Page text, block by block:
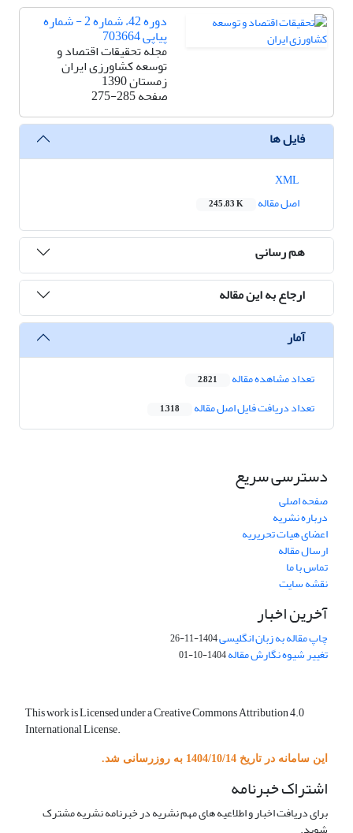
دوره 42، شماره 2 - شماره
پیاپی 703664
مجله تحقیقات اقتصاد و
توسعه کشاورزی ایران
زمستان 1390
صفحه275-285
فایل ها
اصل مقاله
245.83 K
هم رسانی
ارجاع به این مقاله
آمار
تعداد مشاهده مقاله 2,821
تعداد دریافت فایل اصل مقاله 1,318
دسترسی سریع
صفحه اصلی
درباره نشریه
اعضای هیات تحریریه
ارسال مقاله
تماس با ما
نقشه سایت
آخرین اخبار
چاپ مقاله به زبان انگلیسی1404-11-26
تغییر شیوه نگارش مقاله1404-10-01
This work is Licensed under a Creative Commons Attribution 4.0
International License.
این سامانه در تاریخ 1404/10/14 به روزرسانی شد.
اشتراک خبرنامه
برای دریافت اخبار و اطلاعیه های مهم نشریه در خبرنامه نشریه مشترک